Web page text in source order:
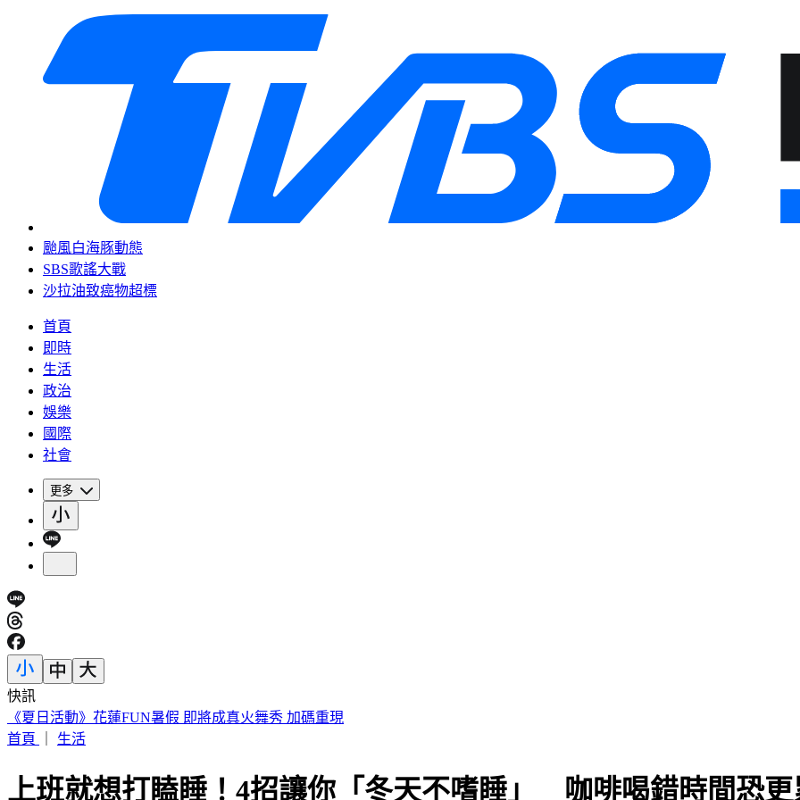
颱風白海豚動態
SBS歌謠大戰
沙拉油致癌物超標
首頁
即時
生活
政治
娛樂
國際
社會
更多
快訊
188萬《龍藏經》賣掉了！大戶不甩7折 店員爆「付現買原價」
首頁
生活
上班就想打瞌睡！4招讓你「冬天不嗜睡」 咖啡喝錯時間恐更